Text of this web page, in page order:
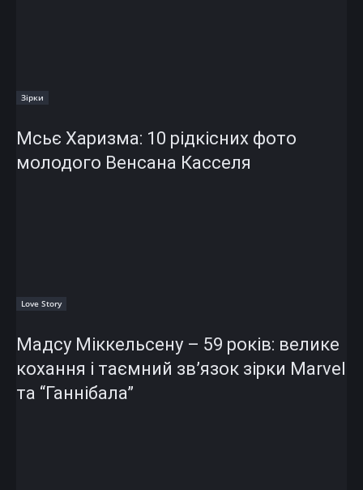
Зірки
Мсьє Харизма: 10 рідкісних фото
молодого Венсана Касселя
Love Story
Мадсу Міккельсену – 59 років: велике
кохання і таємний зв’язок зірки Marvel
та “Ганнібала”